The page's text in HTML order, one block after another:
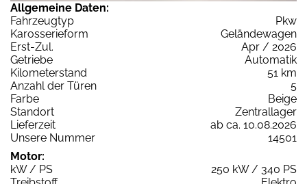
Allgemeine Daten:
Fahrzeugtyp
Pkw
Karosserieform
Geländewagen
Erst-Zul.
Apr / 2026
Getriebe
Automatik
Kilometerstand
51 km
Anzahl der Türen
5
Farbe
Beige
Standort
Zentrallager
Lieferzeit
ab ca. 10.08.2026
Unsere Nummer
14501
Motor:
kW / PS
250 kW / 340 PS